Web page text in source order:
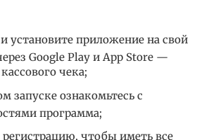
установите приложение на свой
Google Play и App Store —
чека;
запуске ознакомьтесь с
программа;
чтобы иметь все